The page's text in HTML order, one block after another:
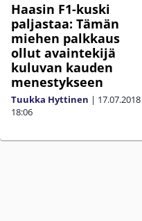
Haasin F1-kuski
paljastaa: Tämän
miehen palkkaus
ollut avaintekijä
kuluvan kauden
menestykseen
Tuukka Hyttinen | 17.07.2018
18:06